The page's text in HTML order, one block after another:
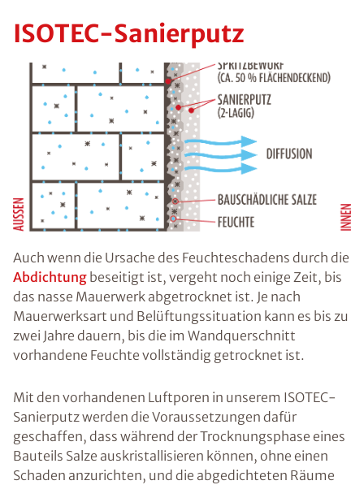
ISOTEC-Sanierputz
Auch wenn die Ursache des Feuchteschadens durch die
Abdichtung beseitigt ist, vergeht noch einige Zeit, bis
das nasse Mauerwerk abgetrocknet ist. Je nach
Mauerwerksart und Belüftungssituation kann es bis zu
zwei Jahre dauern, bis die im Wandquerschnitt
vorhandene Feuchte vollständig getrocknet ist.
Mit den vorhandenen Luftporen in unserem ISOTEC-
Sanierputz werden die Voraussetzungen dafür
geschaffen, dass während der Trocknungsphase eines
Bauteils Salze auskristallisieren können, ohne einen
Schaden anzurichten, und die abgedichteten Räume